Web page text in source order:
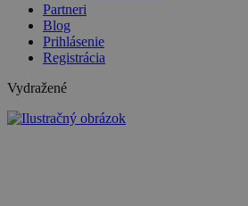
Partneri
Blog
Prihlásenie
Registrácia
Vydražené